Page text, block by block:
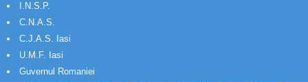
I.N.S.P.
C.N.A.S.
C.J.A.S. Iasi
U.M.F. Iasi
Guvernul Romaniei